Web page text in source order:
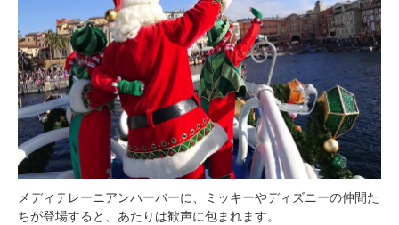
メディテレーニアンハーバーに、ミッキーやディズニーの仲間た
ちが登場すると、あたりは歓声に包まれます。